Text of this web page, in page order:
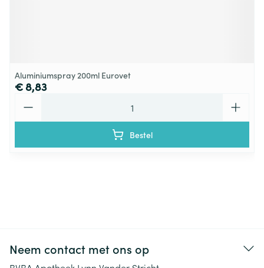
Aluminiumspray 200ml Eurovet
€ 8,83
Bestel
Neem contact met ons op